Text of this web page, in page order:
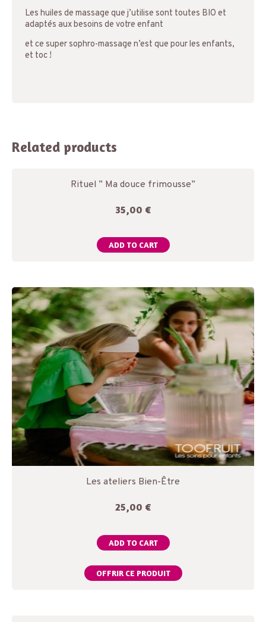
Les huiles de massage que j’utilise sont toutes BIO et
adaptés aux besoins de votre enfant
et ce super sophro-massage n’est que pour les enfants,
et toc !
Related products
Rituel ” Ma douce frimousse”
35,00 €
ADD TO CART
Les ateliers Bien-Être
25,00 €
ADD TO CART
OFFRIR CE PRODUIT